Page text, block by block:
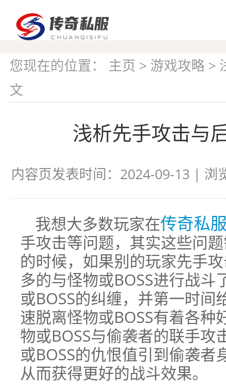
您现在的位置： 主页 > 游戏攻略 >
文
浅析先手攻击与
内容页发表时间：2024-09-13 | 浏
我想大多数玩家在传奇私
手攻击等问题，其实这些问
的时候，如果别的玩家先手
多的与怪物或BOSS进行战
或BOSS的纠缠，并第一时
速脱离怪物或BOSS有着各
物或BOSS与偷袭者的联手
或BOSS的仇恨值引到偷袭
从而获得更好的战斗效果。